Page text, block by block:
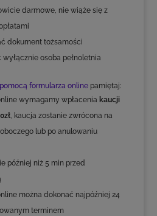
darmowe, nie wiąże się z
dokument tożsamości
osoba pełnoletnia
formularza onlinepamiętaj:
wymagamy wpłacenia kaucji
, kaucja zostanie zwrócona na
lub po anulowaniu
później niż 5 min przed
można dokonać najpóźniej 24
terminem